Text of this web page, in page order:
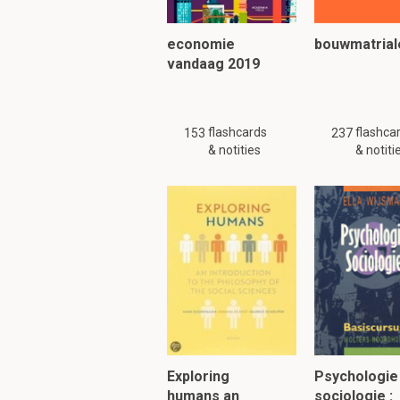
Staffunctie = Moet
Belangrijk voor de
Betwistingen
Berekening van
Moet een
Nee
economie
vandaag 2019
153 flashcards
& notities
237
&
Exploring
humans an
sociologie :